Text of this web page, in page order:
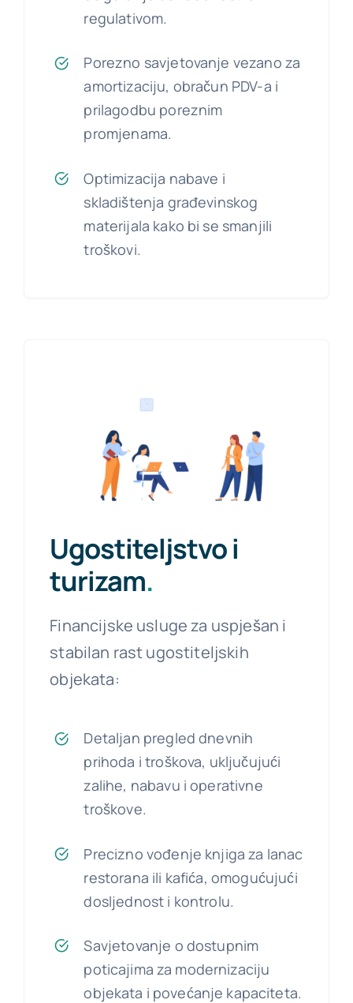
regulativom.
Porezno savjetovanje vezano za
amortizaciju, obračun PDV-a i
prilagodbu poreznim
promjenama.
Optimizacija nabave i
skladištenja građevinskog
materijala kako bi se smanjili
troškovi.
Ugostiteljstvo i
turizam.
Financijske usluge za uspješan i
stabilan rast ugostiteljskih
objekata:
Detaljan pregled dnevnih
prihoda i troškova, uključujući
zalihe, nabavu i operativne
troškove.
Precizno vođenje knjiga za lanac
restorana ili kafića, omogućujući
dosljednost i kontrolu.
Savjetovanje o dostupnim
poticajima za modernizaciju
objekata i povećanje kapaciteta.